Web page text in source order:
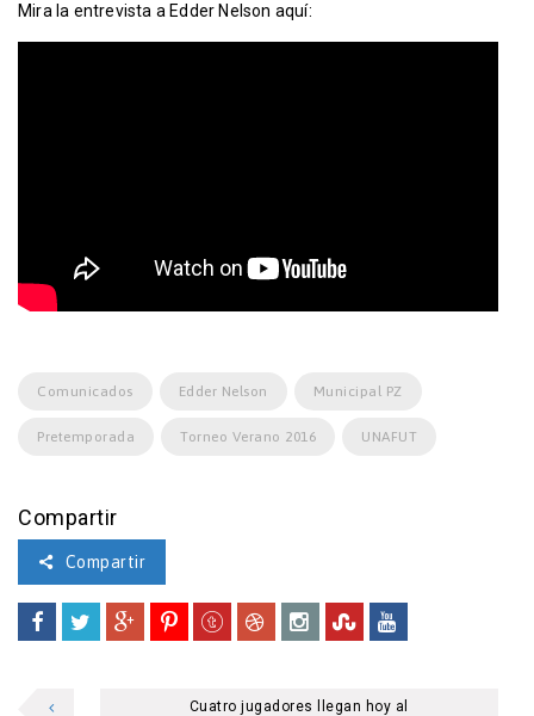
Mira la entrevista a Edder Nelson aquí:
Comunicados Edder Nelson Municipal PZ
Pretemporada Torneo Verano 2016 UNAFUT
Compartir
Compartir
Cuatro jugadores llegan hoy al